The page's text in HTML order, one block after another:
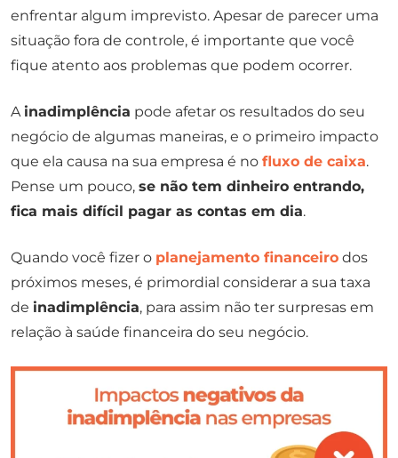
enfrentar algum imprevisto. Apesar de parecer uma
situação fora de controle, é importante que você
fique atento aos problemas que podem ocorrer.
A inadimplência pode afetar os resultados do seu
negócio de algumas maneiras, e o primeiro impacto
que ela causa na sua empresa é no fluxo de caixa.
Pense um pouco, se não tem dinheiro entrando,
fica mais difícil pagar as contas em dia.
Quando você fizer o planejamento financeiro dos
próximos meses, é primordial considerar a sua taxa
de inadimplência, para assim não ter surpresas em
relação à saúde financeira do seu negócio.